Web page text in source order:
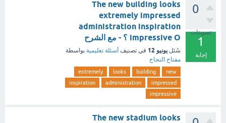
0
تصويتات
1
إجابة
The new building looks
extremely impressed
administration inspiration
impressive O ؟ - مع الشرح
سُئل يونيو 12 في تصنيف أسئلة تعليمية بواسطة
مفتاح النجاح
new
building
looks
extremely
impressed
administration
inspiration
impressive
The new stadium looks